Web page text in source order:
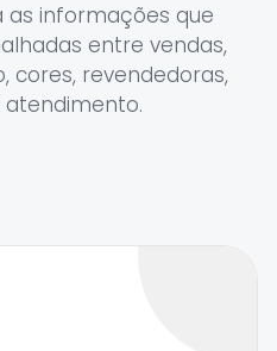
as informações que
entre vendas,
cores, revendedoras,